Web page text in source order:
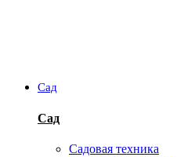
Сад
Сад
Садовая техника